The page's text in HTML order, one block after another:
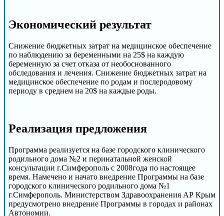
Экономический результат
Снижение бюджетных затрат на медицинское обеспечение
по наблюдению за беременными на 25$ на каждую
беременную за счет отказа от необоснованного
обследования и лечения. Снижение бюджетных затрат на
медицинское обеспечение по родам и послеродовому
периоду в среднем на 20$ на каждые роды.
Реализация предложения
Программа реализуется на базе городского клинического
родильного дома №2 и перинатальной женской
консультации г.Симферополь с 2008года по настоящее
время. Намечено и начато внедрение Программы на базе
городского клинического родильного дома №1
г.Симферополь. Министерством Здравоохранения АР Крым
предусмотрено внедрение Программы в городах и районах
Автономии.